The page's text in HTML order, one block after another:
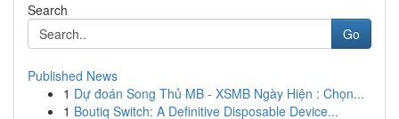
Search
Go
Published News
1 Dự đoán Song Thủ MB - XSMB Ngày Hiện : Chọn...
1 Boutiq Switch: A Definitive Disposable Device...